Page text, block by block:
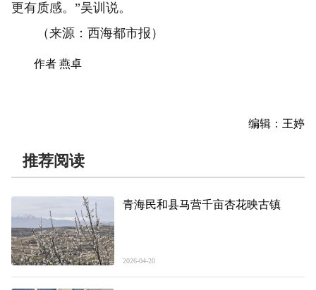
更有质感。”吴训说。
（来源：西海都市报）
作者 燕卓
编辑：王婷
推荐阅读
青海民和县马营千亩杏花映古镇
2026-04-20